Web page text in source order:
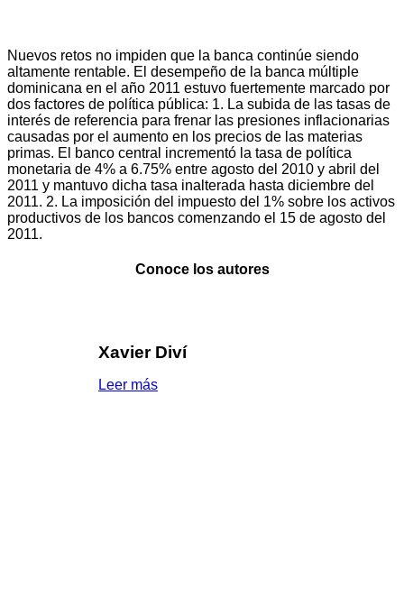
Nuevos retos no impiden que la banca continúe siendo
altamente rentable. El desempeño de la banca múltiple
dominicana en el año 2011 estuvo fuertemente marcado por
dos factores de política pública: 1. La subida de las tasas de
interés de referencia para frenar las presiones inflacionarias
causadas por el aumento en los precios de las materias
primas. El banco central incrementó la tasa de política
monetaria de 4% a 6.75% entre agosto del 2010 y abril del
2011 y mantuvo dicha tasa inalterada hasta diciembre del
2011. 2. La imposición del impuesto del 1% sobre los activos
productivos de los bancos comenzando el 15 de agosto del
2011.
Conoce los autores
Xavier Diví
Leer más